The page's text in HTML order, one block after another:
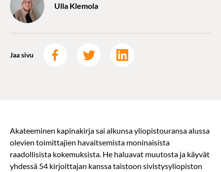
Ulla Klemola
Jaa sivu
Akateeminen kapinakirja sai alkunsa yliopistouransa alussa
olevien toimittajien havaitsemista moninaisista
raadollisista kokemuksista. He haluavat muutosta ja käyvät
yhdessä 54 kirjoittajan kanssa taistoon sivistysyliopiston